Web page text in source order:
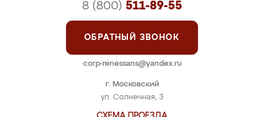
г. Московский
ул. Солнечная, 3
8 (800) 511-89-55
ОБРАТНЫЙ ЗВОНОК
corp-renessans@yandex.ru